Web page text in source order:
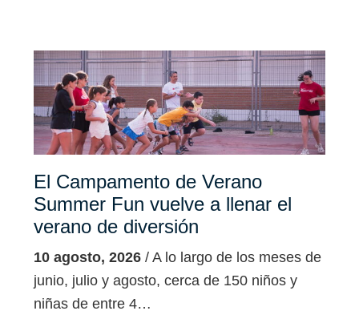
El Campamento de Verano
Summer Fun vuelve a llenar el
verano de diversión
10 agosto, 2026 / A lo largo de los meses de
junio, julio y agosto, cerca de 150 niños y
niñas de entre 4…